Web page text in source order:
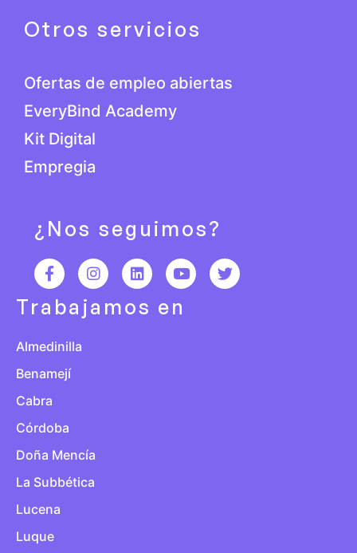
Otros servicios
Ofertas de empleo abiertas
EveryBind Academy
Kit Digital
Empregia
¿Nos seguimos?
Trabajamos en
Almedinilla
Benamejí
Cabra
Córdoba
Doña Mencía
La Subbética
Lucena
Luque